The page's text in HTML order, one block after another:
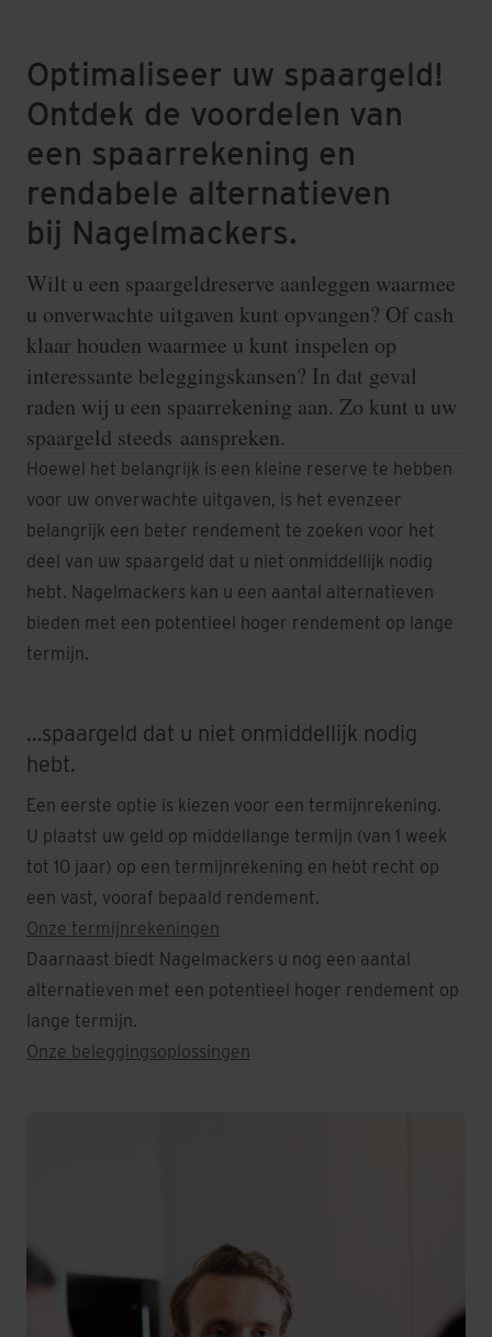
Optimaliseer uw spaargeld!
Ontdek de voordelen van
een spaarrekening en
rendabele alternatieven
bij Nagelmackers.
Wilt u een spaargeldreserve aanleggen waarmee
u onverwachte uitgaven kunt opvangen? Of cash
klaar houden waarmee u kunt inspelen op
interessante beleggingskansen? In dat geval
raden wij u een spaarrekening aan. Zo kunt u uw
spaargeld steeds aanspreken.
Hoewel het belangrijk is een kleine reserve te hebben
voor uw onverwachte uitgaven, is het evenzeer
belangrijk een beter rendement te zoeken voor het
deel van uw spaargeld dat u niet onmiddellijk nodig
hebt. Nagelmackers kan u een aantal alternatieven
bieden met een potentieel hoger rendement op lange
termijn.
…spaargeld dat u niet onmiddellijk nodig
hebt.
Een eerste optie is kiezen voor een termijnrekening.
U plaatst uw geld op middellange termijn (van 1 week
tot 10 jaar) op een termijnrekening en hebt recht op
een vast, vooraf bepaald rendement.
Onze termijnrekeningen
Daarnaast biedt Nagelmackers u nog een aantal
alternatieven met een potentieel hoger rendement op
lange termijn.
Onze beleggingsoplossingen